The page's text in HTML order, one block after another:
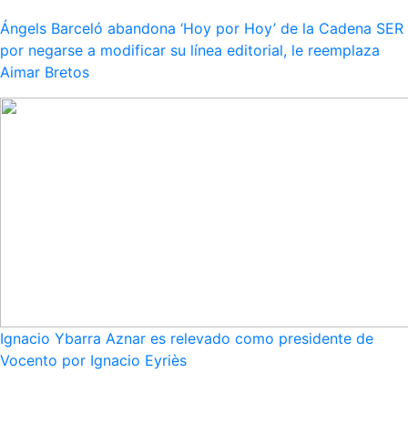
Ángels Barceló abandona ‘Hoy por Hoy’ de la Cadena SER
por negarse a modificar su línea editorial, le reemplaza
Aimar Bretos
Ignacio Ybarra Aznar es relevado como presidente de
Vocento por Ignacio Eyriès